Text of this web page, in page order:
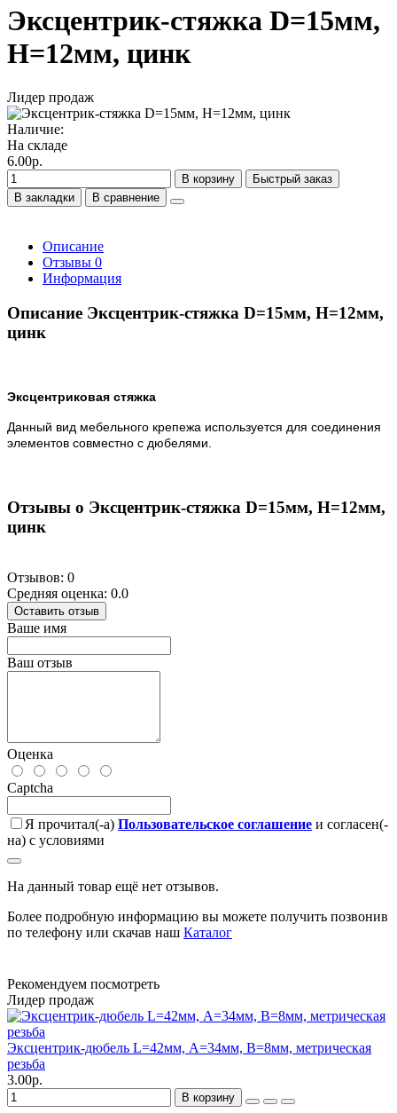
Эксцентрик-стяжка D=15мм,
H=12мм, цинк
Лидер продаж
Наличие:
На складе
6.00р.
В корзину
Быстрый заказ
В закладки
В сравнение
Описание
Отзывы 0
Информация
Описание Эксцентрик-стяжка D=15мм, H=12мм,
цинк
Эксцентриковая стяжка
Данный вид мебельного крепежа используется для соединения
элементов совместно с дюбелями.
Отзывы о Эксцентрик-стяжка D=15мм, H=12мм,
цинк
Отзывов: 0
Средняя оценка: 0.0
Оставить отзыв
Ваше имя
Ваш отзыв
Оценка
Captcha
Я прочитал(-а) Пользовательское соглашение и согласен(-
на) с условиями
На данный товар ещё нет отзывов.
Более подробную информацию вы можете получить позвонив
по телефону или скачав наш Каталог
Рекомендуем посмотреть
Лидер продаж
Эксцентрик-дюбель L=42мм, А=34мм, В=8мм, метрическая
резьба
3.00р.
В корзину